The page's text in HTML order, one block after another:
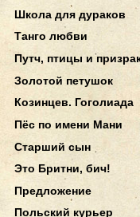
Школа для дураков
Танго любви
Путч, птицы и
Золотой петушок
Козинцев. Гоголиада
Пёс по имени Мани
Старший сын
Это Бритни, бич!
Предложение
Польский курьер